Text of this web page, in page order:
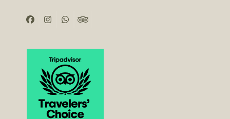
Facebook
Instagram
WhatsappTripadvisor